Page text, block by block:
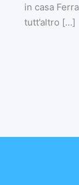
in casa
tutt’altro […]